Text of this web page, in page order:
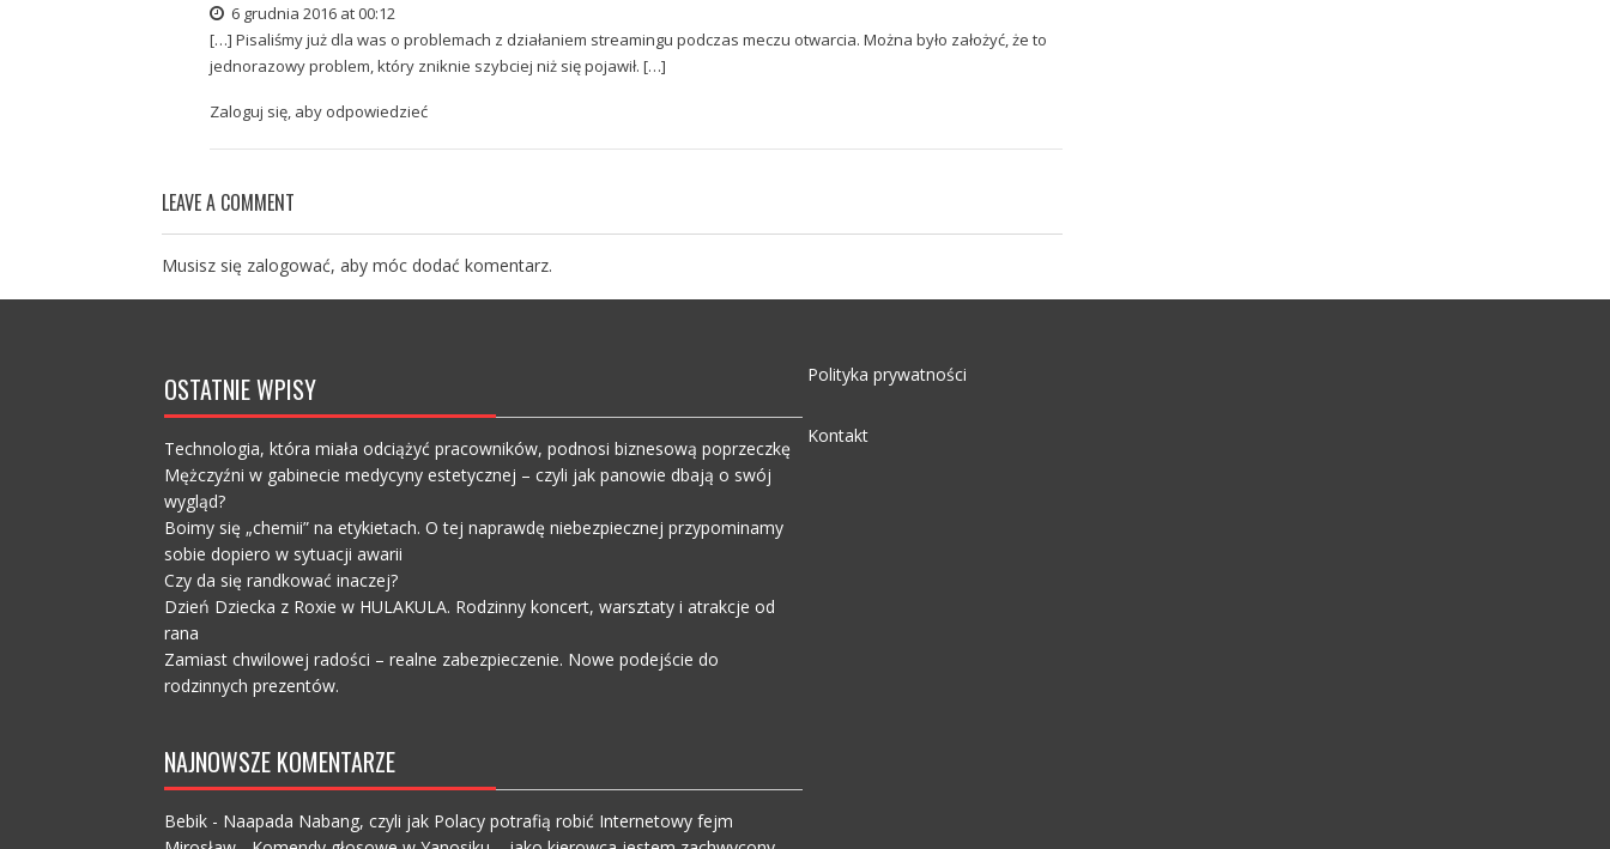
6 grudnia 2016 at 00:12
[…] Pisaliśmy już dla was o problemach z działaniem streamingu podczas meczu otwarcia. Można było założyć, że to
jednorazowy problem, który zniknie szybciej niż się pojawił. […]
Zaloguj się, aby odpowiedzieć
LEAVE A COMMENT
Musisz się zalogować, aby móc dodać komentarz.
OSTATNIE WPISY
Technologia, która miała odciążyć pracowników, podnosi biznesową poprzeczkę
Mężczyźni w gabinecie medycyny estetycznej – czyli jak panowie dbają o swój
wygląd?
Boimy się „chemii” na etykietach. O tej naprawdę niebezpiecznej przypominamy
sobie dopiero w sytuacji awarii
Czy da się randkować inaczej?
Dzień Dziecka z Roxie w HULAKULA. Rodzinny koncert, warsztaty i atrakcje od
rana
Zamiast chwilowej radości – realne zabezpieczenie. Nowe podejście do
rodzinnych prezentów.
NAJNOWSZE KOMENTARZE
Bebik- Naapada Nabang, czyli jak Polacy potrafią robić Internetowy fejm
Polityka prywatności
Kontakt